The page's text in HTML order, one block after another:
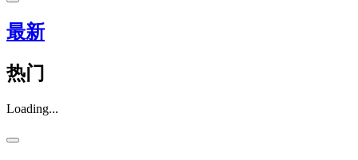
最新
热门
Loading...